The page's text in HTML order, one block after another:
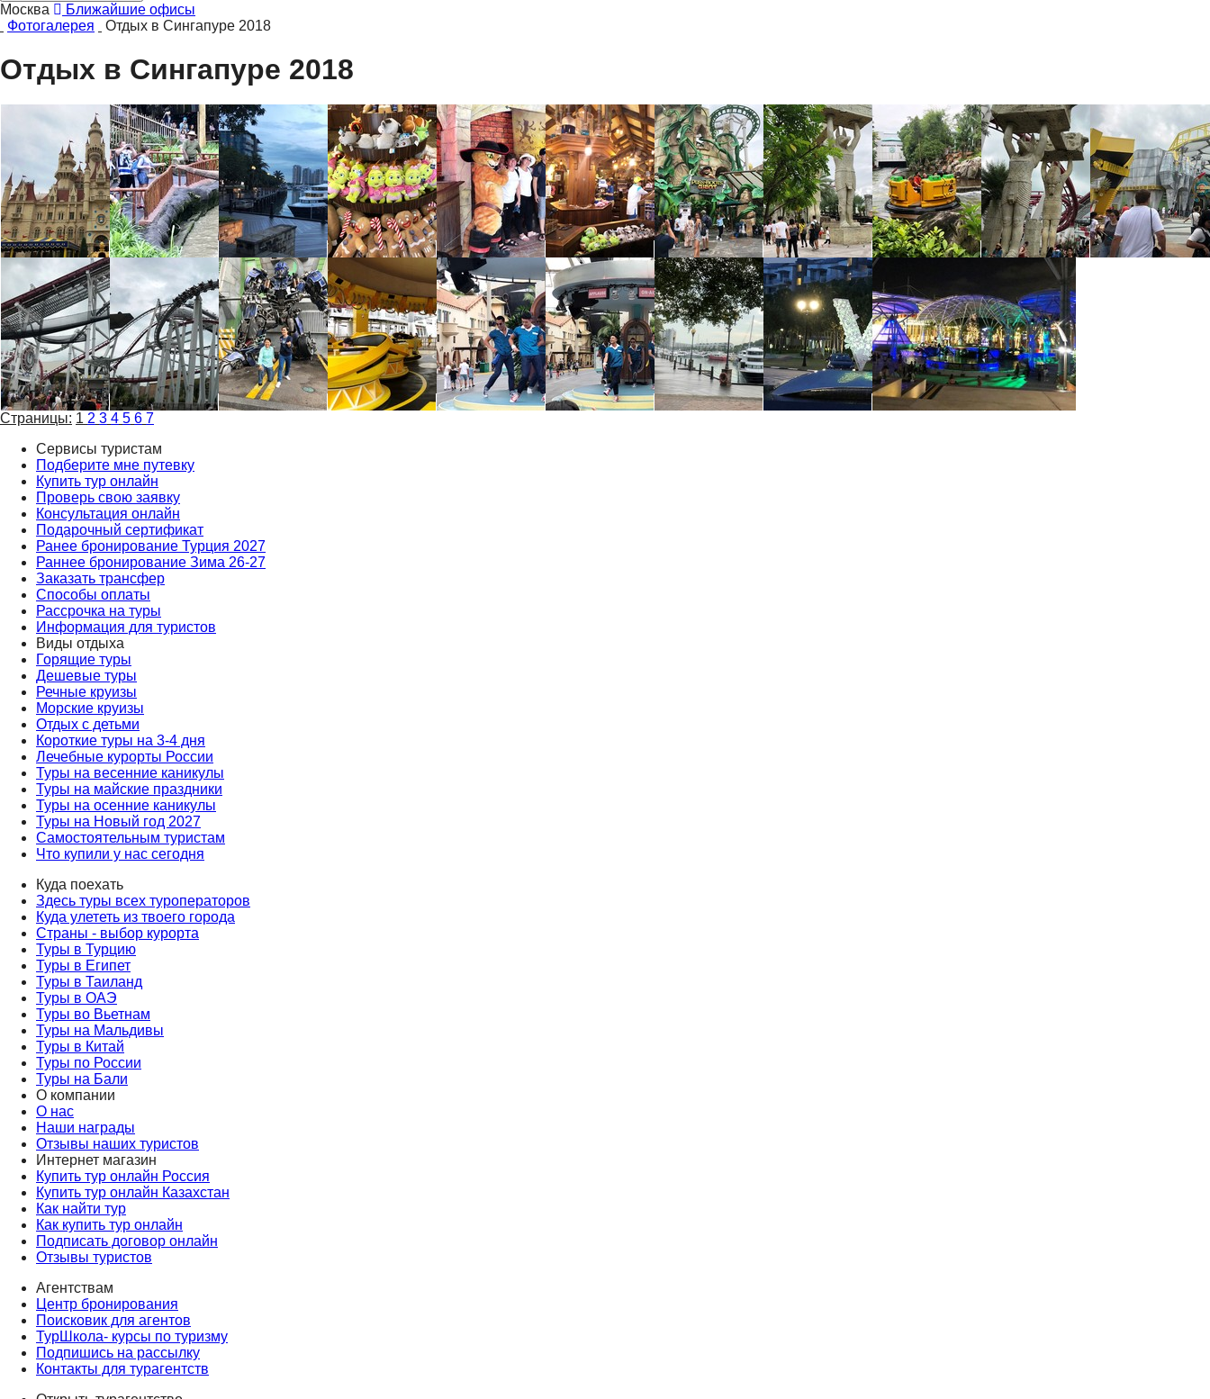
Москва
Ближайшие офисы
Фотогалерея
Отдых в Сингапуре 2018
Отдых в Сингапуре 2018
Страницы: 1 2 3 4 5 6 7
Сервисы туристам
Подберите мне путевку
Купить тур онлайн
Проверь свою заявку
Консультация онлайн
Подарочный сертификат
Ранее бронирование Турция 2027
Раннее бронирование Зима 26-27
Заказать трансфер
Способы оплаты
Рассрочка на туры
Информация для туристов
Виды отдыха
Горящие туры
Дешевые туры
Речные круизы
Морские круизы
Отдых с детьми
Короткие туры на 3-4 дня
Лечебные курорты России
Туры на весенние каникулы
Туры на майские праздники
Туры на осенние каникулы
Туры на Новый год 2027
Самостоятельным туристам
Что купили у нас сегодня
Куда поехать
Здесь туры всех туроператоров
Куда улететь из твоего города
Страны - выбор курорта
Туры в Турцию
Туры в Египет
Туры в Таиланд
Туры в ОАЭ
Туры во Вьетнам
Туры на Мальдивы
Туры в Китай
Туры по России
Туры на Бали
О компании
О нас
Наши награды
Отзывы наших туристов
Интернет магазин
Купить тур онлайн Россия
Купить тур онлайн Казахстан
Как найти тур
Как купить тур онлайн
Подписать договор онлайн
Отзывы туристов
Агентствам
Центр бронирования
Поисковик для агентов
ТурШкола- курсы по туризму
Подпишись на рассылку
Контакты для турагентств